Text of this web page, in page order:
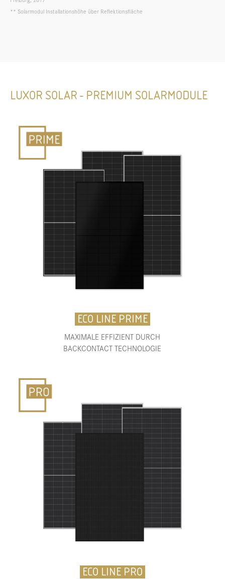
** Solarmodul Installationshöhe über Reflektionsfläche
LUXOR SOLAR - PREMIUM SOLARMODULE
ECO LINE PRIME
MAXIMALE EFFIZIENT DURCH
BACKCONTACT TECHNOLOGIE
ECO LINE PRO